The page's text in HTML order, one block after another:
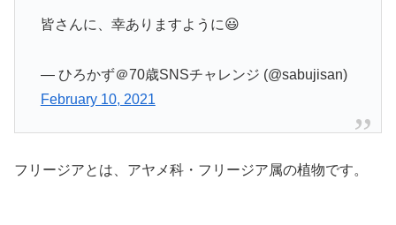
皆さんに、幸ありますように😃
— ひろかず＠70歳SNSチャレンジ (@sabujisan)
February 10, 2021
フリージアとは、アヤメ科・フリージア属の植物です。